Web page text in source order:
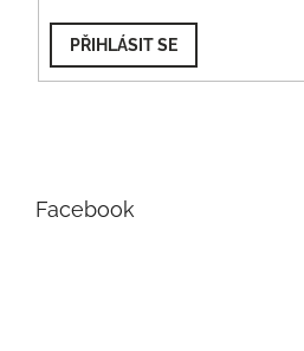
PŘIHLÁSIT SE
Facebook